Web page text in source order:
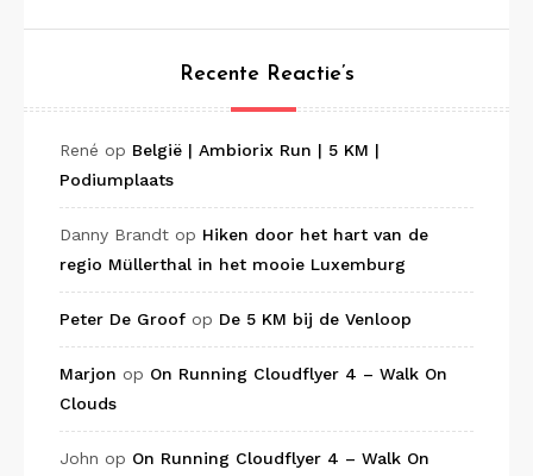
Recente Reactie’s
René op België | Ambiorix Run | 5 KM |
Podiumplaats
Danny Brandt op Hiken door het hart van de
regio Müllerthal in het mooie Luxemburg
Peter De Groof op De 5 KM bij de Venloop
Marjon op On Running Cloudflyer 4 – Walk On
Clouds
John op On Running Cloudflyer 4 – Walk On